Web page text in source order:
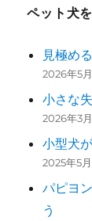
ペット犬
見極め
2026年5
小さな
2026年3
小型犬
2025年5
パピヨ
う